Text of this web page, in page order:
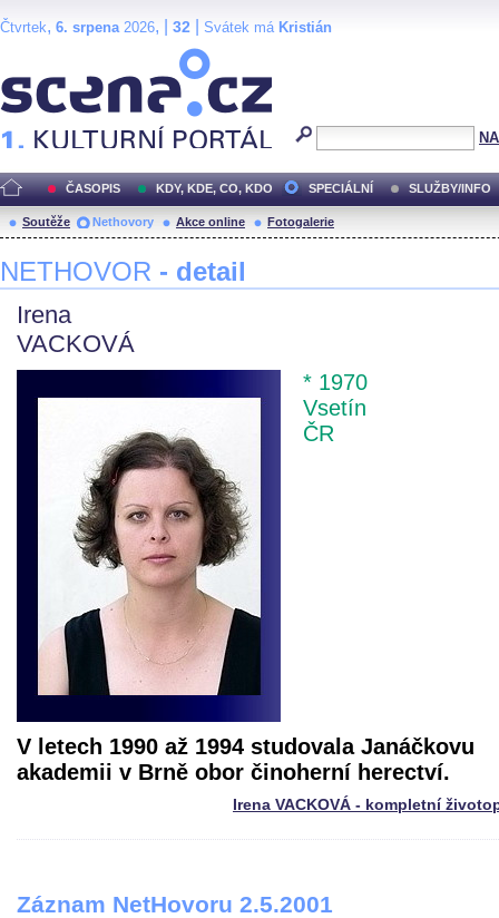
Čtvrtek, 6. srpena2026, | 32 Svátek má Kristián
ČASOPIS KDY, KDE, CO, KDO SPECIÁLNÍ SLUŽBY/INFO
Soutěže Nethovory Akce online Fotogalerie
NETHOVOR - detail
Irena
VACKOVÁ
* 1970
Vsetín
ČR
V letech 1990 až 1994 studovala Janáčkovu
akademii v Brně obor činoherní herectví.
Irena VACKOVÁ - kompletní
Záznam NetHovoru 2.5.2001